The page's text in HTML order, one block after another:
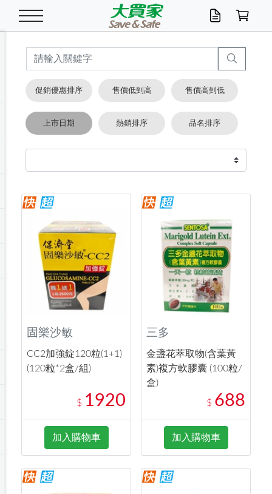
米/五穀/濃湯 米/糙米
五穀/南北貨
湯類/湯塊
油/調味料
食用油
醬油.油膏.蠔油
包麵
碗麵/義大利麵
麵條/快煮麵/米粉
魚罐
醬菜/玉米罐
點心罐
休閒零嘴 初一十五拜拜懶
零嘴
堅果/海苔
美味餅乾
餅乾
糕餅/點心
糖果/蜜餞/果凍
巧克力
茶飲料
果汁咖啡
碳酸/礦泉水
機能飲料
箱購飲料
養生保健/常備品 雞精/飲品
機能保健
▶保健品牌推薦
奶粉/穀麥片
奶粉
麥片/玉米片
沖調穀粉/隨手包
綠茶
紅茶
奶茶/花草茶
黑糖桂圓/蜂蜜醋
即溶咖啡
咖啡豆/粉/濾掛
可可/糖/奶精
沐浴乳香皂 沐浴乳
香皂/洗手乳
美髮造型
洗髮/護髮
造型髮品
牙 刷
牙膏/漱口水
潔顏產品
卸妝/粉刺調理
開架/身體保養
臉部保養
面/眼膜
鍋具/飲水/廚房 鍋具/餐具
保鮮/微波
掃除用具/照明/五金
掃除/清潔用具
洗衣/曬衣用具
電池/延長線
修繕/五金/祭祀
寢具/家具
收納用品
衛浴/毛巾
寵物食品
寵物清潔/百貨
衛生紙/濕巾 抽取衛生紙/濕巾
廚房紙巾/平版/
箱購免運區
衣物清潔
洗衣精
洗衣粉/皂
漂白水/柔軟精
廚房/餐具清潔
浴廁/水管清潔
居家清潔/除濕芳
衛生棉
成人/嬰兒紙尿褲
箱購免運區
嬰兒尿布
成人紙尿褲
廚房家電 料理鍋具
烤箱/微波/電磁爐
快煮壺/烘碗機
季節家電
除濕/清淨機
風扇/防蚊家電
除塵家電
美容家電
電腦周邊
數位週邊
手機/平板周邊
文具/辦公用品 文具用品
辦公文具/收納
玩具/擺設小物
汽機車百貨
機車/腳踏車百貨
汽車百貨
戶外/休閒用品
健身/按摩/瑜珈
測量/護具/其他
服飾內著
配件
男/女/機能包
冷凍免運 生鮮食品
調理食品
箱購免運
食品免運
清潔用品免運
居家/汽百用品
季節活動
店長推薦
這夏不怕熱
促銷優惠排序 售價低到高 售價高到低
上市日期 熱銷排序 品名排序
固樂沙敏
CC2加強錠120粒(1+1)
(120粒*2盒/組)
$ 1920
加入購物車
三多
金盞花萃取物(含葉黃
素)複方軟膠囊 (100粒/
盒)
$ 688
加入購物車